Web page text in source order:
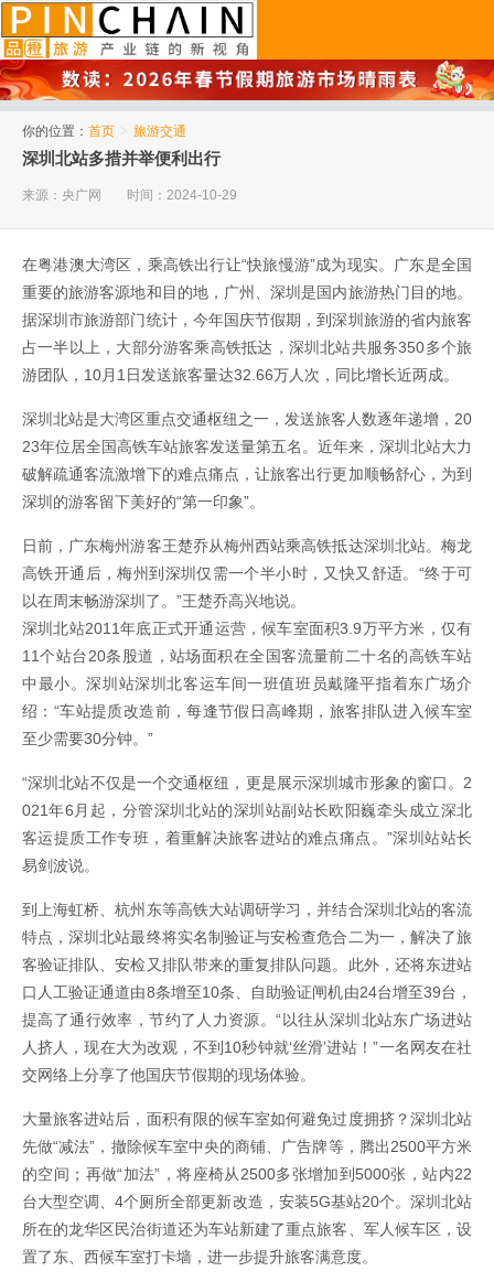
你的位置： 首页 > 旅游交通
深圳北站多措并举便利出行
来源：央广网 时间：2024-10-29
在粤港澳大湾区，乘高铁出行让“快旅慢游”成为现实。广东是全国
重要的旅游客源地和目的地，广州、深圳是国内旅游热门目的地。
据深圳市旅游部门统计，今年国庆节假期，到深圳旅游的省内旅客
占一半以上，大部分游客乘高铁抵达，深圳北站共服务350多个旅
游团队，10月1日发送旅客量达32.66万人次，同比增长近两成。
深圳北站是大湾区重点交通枢纽之一，发送旅客人数逐年递增，20
23年位居全国高铁车站旅客发送量第五名。近年来，深圳北站大力
破解疏通客流激增下的难点痛点，让旅客出行更加顺畅舒心，为到
深圳的游客留下美好的“第一印象”。
日前，广东梅州游客王楚乔从梅州西站乘高铁抵达深圳北站。梅龙
高铁开通后，梅州到深圳仅需一个半小时，又快又舒适。“终于可
以在周末畅游深圳了。”王楚乔高兴地说。
深圳北站2011年底正式开通运营，候车室面积3.9万平方米，仅有
11个站台20条股道，站场面积在全国客流量前二十名的高铁车站
中最小。深圳站深圳北客运车间一班值班员戴隆平指着东广场介
绍：“车站提质改造前，每逢节假日高峰期，旅客排队进入候车室
至少需要30分钟。”
“深圳北站不仅是一个交通枢纽，更是展示深圳城市形象的窗口。2
021年6月起，分管深圳北站的深圳站副站长欧阳巍牵头成立深北
客运提质工作专班，着重解决旅客进站的难点痛点。”深圳站站长
易剑波说。
到上海虹桥、杭州东等高铁大站调研学习，并结合深圳北站的客流
特点，深圳北站最终将实名制验证与安检查危合二为一，解决了旅
客验证排队、安检又排队带来的重复排队问题。此外，还将东进站
口人工验证通道由8条增至10条、自助验证闸机由24台增至39台，
提高了通行效率，节约了人力资源。“以往从深圳北站东广场进站
人挤人，现在大为改观，不到10秒钟就‘丝滑’进站！”一名网友在社
交网络上分享了他国庆节假期的现场体验。
大量旅客进站后，面积有限的候车室如何避免过度拥挤？深圳北站
先做“减法”，撤除候车室中央的商铺、广告牌等，腾出2500平方米
的空间；再做“加法”，将座椅从2500多张增加到5000张，站内22
台大型空调、4个厕所全部更新改造，安装5G基站20个。深圳北站
所在的龙华区民治街道还为车站新建了重点旅客、军人候车区，设
置了东、西候车室打卡墙，进一步提升旅客满意度。